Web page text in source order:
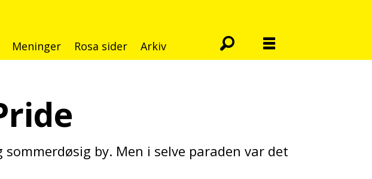
Meninger Rosa sider Arkiv
by. Men i selve paraden var det